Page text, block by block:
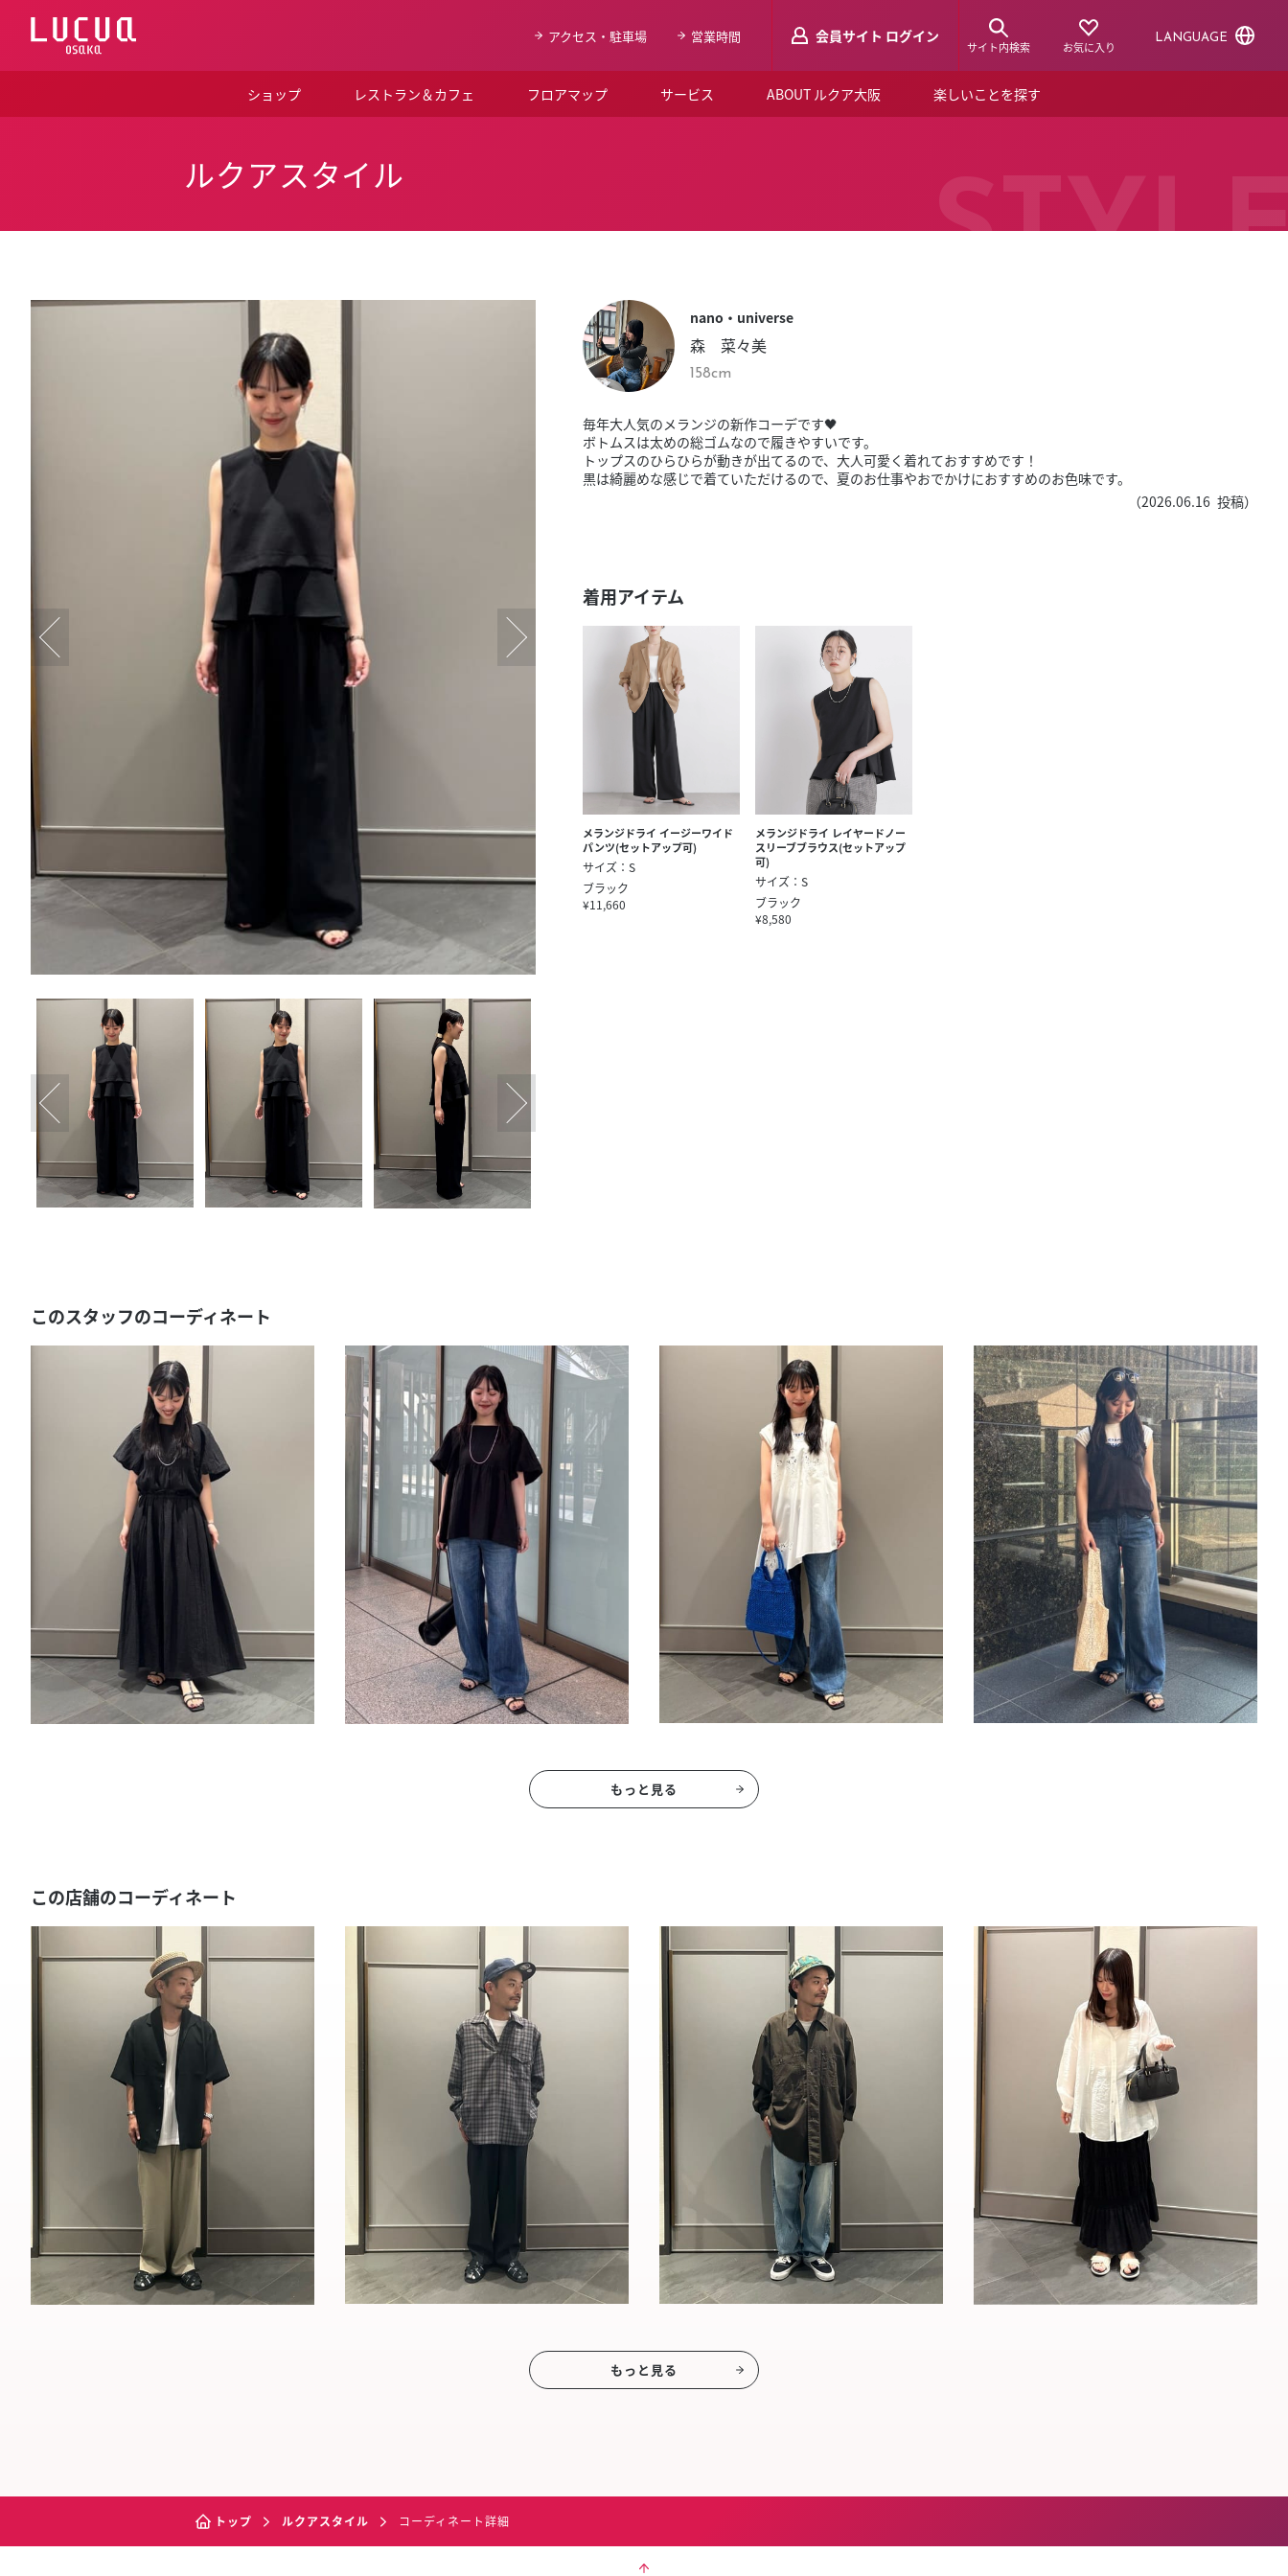
ス
アクセス・駐車場 営業時間 会員サイト ログイン
サイト内検索 お気に入り
LANGUAGE
ショップ レストラン＆カフェ フロアマップ サービス ABOUT ルクア大阪
SNSアカウント一覧
LUCUAブライダルクラブ
スタッフ募集（長期で働きたい方）
スタッフ募集（スポットで働きたい
方）
楽しいことを探す
ショップニュース
ルクアスタイル
ルクアスタイル
nano・universe
森 菜々美
158cm
毎年大人気のメランジの新作コーデです🖤
ボトムスは太めの総ゴムなので履きやすいです。
トップスのひらひらが動きが出てるので、大人可愛く着れておすすめです！
黒は綺麗めな感じで着ていただけるので、夏のお仕事やおでかけにおすすめのお色味です。
（2026.06.16 投稿）
着用アイテム
メランジドライ イージーワイド
パンツ(セットアップ可)
サイズ：S
ブラック
¥11,660
メランジドライ レイヤードノー
スリーブブラウス(セットアップ
可)
サイズ：S
ブラック
¥8,580
このスタッフのコーディネート
もっと見る
この店舗のコーディネート
もっと見る
トップ ルクアスタイル コーディネート詳細